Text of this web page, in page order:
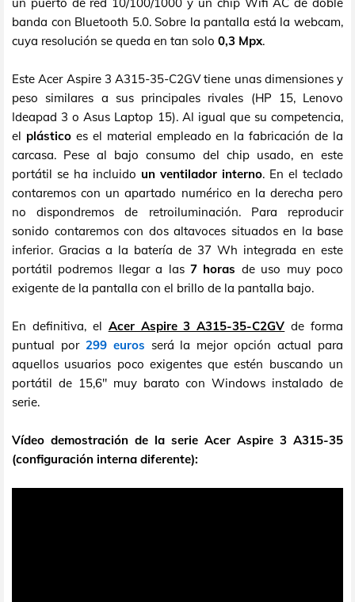
banda con Bluetooth 5.0. Sobre la pantalla está la webcam,
cuya resolución se queda en tan solo 0,3 Mpx.
Este Acer Aspire 3 A315-35-C2GV tiene unas dimensiones y
peso similares a sus principales rivales (HP 15, Lenovo
Ideapad 3 o Asus Laptop 15). Al igual que su competencia,
el plásticoes el material empleado en la fabricación de la
carcasa. Pese al bajo consumo del chip usado, en este
portátil se ha incluido un ventilador interno. En el teclado
contaremos con un apartado numérico en la derecha pero
no dispondremos de retroiluminación. Para reproducir
sonido contaremos con dos altavoces situados en la base
inferior. Gracias a la batería de 37 Wh integrada en este
portátil podremos llegar a las 7 horas de uso muy poco
exigente de la pantalla con el brillo de la pantalla bajo.
En definitiva, el Acer Aspire 3 A315-35-C2GV de forma
puntual por 299 euros será la mejor opción actual para
aquellos usuarios poco exigentes que estén buscando un
portátil de 15,6" muy barato con Windows instalado de
serie.
Vídeo demostración de la serie Acer Aspire 3 A315-35
(configuración interna diferente):